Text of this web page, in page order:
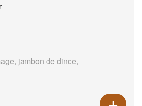
jambon de dinde,